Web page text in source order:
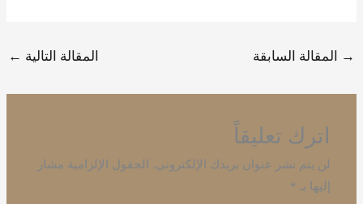
→ المقالة السابقة المقالة التالية ←
اترك تعليقاً
لن يتم نشر عنوان بريدك الإلكتروني.
الحقول الإلزامية مشار
إليها بـ
*